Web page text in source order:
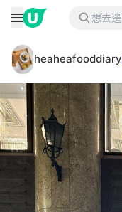
heaheafooddiary